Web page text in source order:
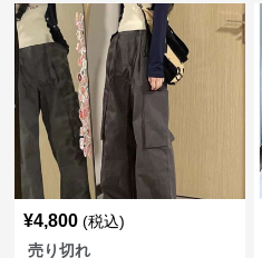
¥4,800 (税込)
売り切れ